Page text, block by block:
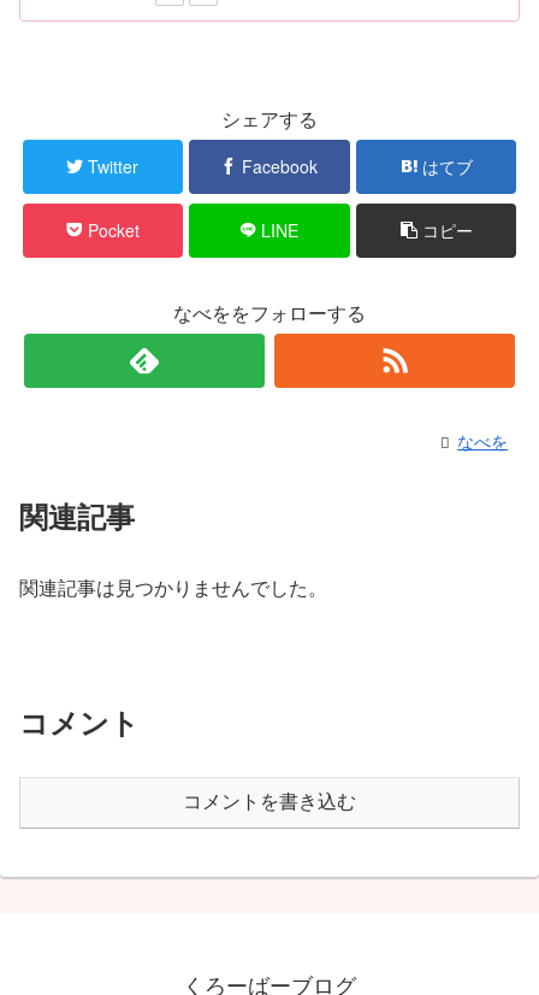
シェアする
Twitter Facebook はてブ
Pocket LINE コピー
なべををフォローする
なべを
関連記事
関連記事は見つかりませんでした。
コメント
コメントを書き込む
くろーばーブログ